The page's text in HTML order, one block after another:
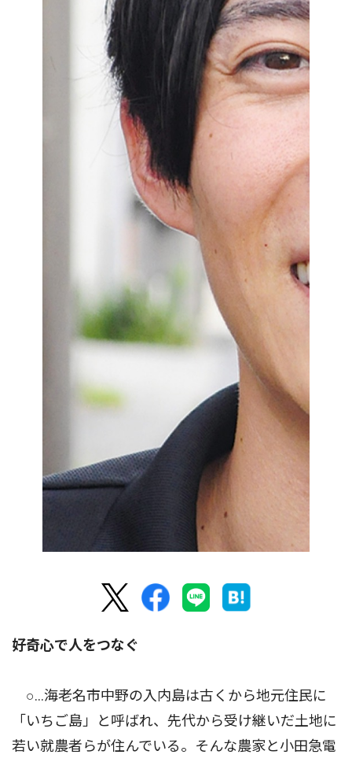
好奇心で人をつなぐ
○…海老名市中野の入内島は古くから地元住民に
「いちご島」と呼ばれ、先代から受け継いだ土地に
若い就農者らが住んでいる。そんな農家と小田急電